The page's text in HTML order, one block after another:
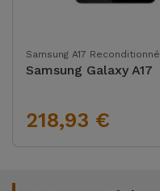
Samsung A17 Reconditionné
Samsung Galaxy A17
218,93 €